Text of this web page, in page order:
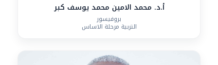
أ.د. محمد الامين محمد يوسف كبر
بروفيسور
التربية مرحلة الاساس